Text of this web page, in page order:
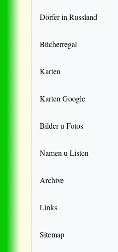
Dörfer in Russland
Bücherregal
Karten
Karten Google
Bilder u Fotos
Namen u Listen
Archive
Links
Sitemap